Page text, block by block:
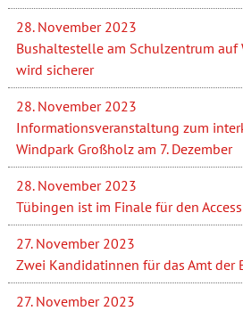
28. November 2023
Bushaltestelle am Schulzentrum auf
wird sicherer
28. November 2023
Informationsveranstaltung zum
Windpark Großholz am 7. Dezember
28. November 2023
Tübingen ist im Finale für den
27. November 2023
Zwei Kandidatinnen für das Amt der
27. November 2023